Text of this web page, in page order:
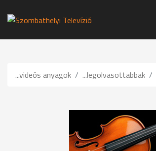
...videós anyagok ...legolvasottabbak